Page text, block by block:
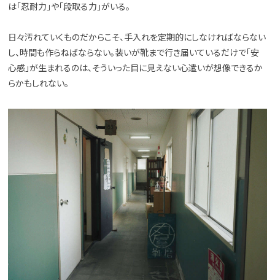
は「忍耐力」や「段取る力」がいる。
日々汚れていくものだからこそ、手入れを定期的にしなければならない
し、時間も作らねばならない。装いが靴まで行き届いているだけで「安
心感」が生まれるのは、そういった目に見えない心遣いが想像できるか
らかもしれない。